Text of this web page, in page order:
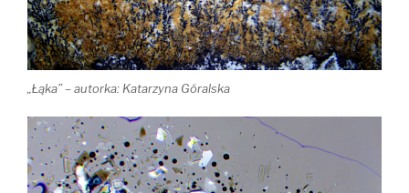
„Łąka” – autorka: Katarzyna Góralska